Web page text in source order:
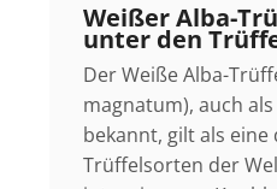
Weißer Alba-
unter den
Der Weiße Alba-
magnatum), auch
bekannt, gilt als eine
Trüffelsorten der